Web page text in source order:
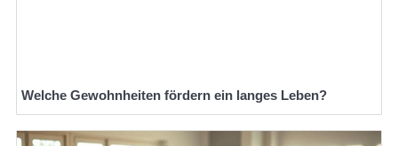
Welche Gewohnheiten fördern ein langes Leben?